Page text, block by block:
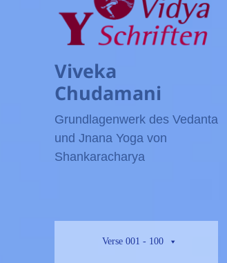
Viveka
Chudamani
Grundlagenwerk des Vedanta
und Jnana Yoga von
Shankaracharya
Verse 001 - 100